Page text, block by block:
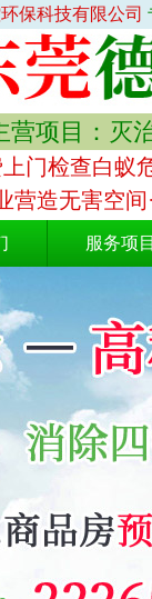
保科技有限公司
营项目：灭
门检查白蚁
营造无害空间
服务项目